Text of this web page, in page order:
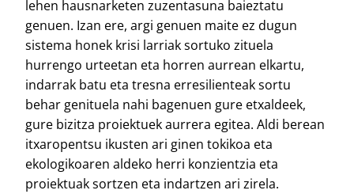
lehen hausnarketen zuzentasuna baieztatu
genuen. Izan ere, argi genuen maite ez dugun
sistema honek krisi larriak sortuko zituela
hurrengo urteetan eta horren aurrean elkartu,
indarrak batu eta tresna erresilienteak sortu
behar genituela nahi bagenuen gure etxaldeek,
gure bizitza proiektuek aurrera egitea. Aldi berean
itxaropentsu ikusten ari ginen tokikoa eta
ekologikoaren aldeko herri konzientzia eta
proiektuak sortzen eta indartzen ari zirela.